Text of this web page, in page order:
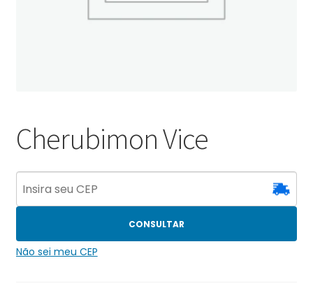
Cherubimon Vice
CONSULTAR
Não sei meu CEP